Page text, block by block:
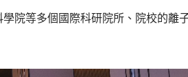
院等多個國際科研院所、院校的離